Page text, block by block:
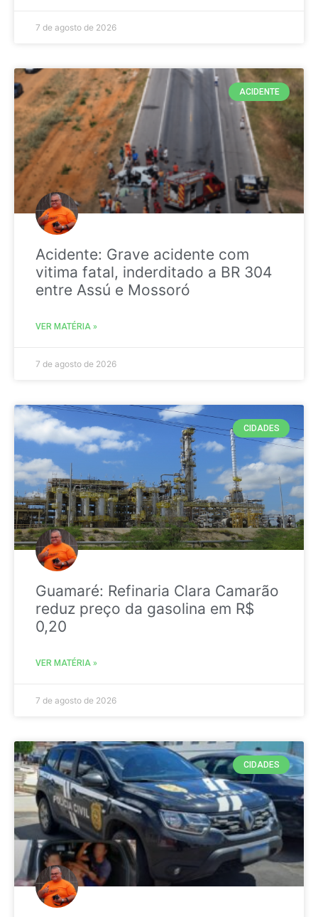
7 de agosto de 2026
ACIDENTE
Acidente: Grave acidente com
vitima fatal, inderditado a BR 304
entre Assú e Mossoró
VER MATÉRIA »
7 de agosto de 2026
CIDADES
Guamaré: Refinaria Clara Camarão
reduz preço da gasolina em R$
0,20
VER MATÉRIA »
7 de agosto de 2026
CIDADES